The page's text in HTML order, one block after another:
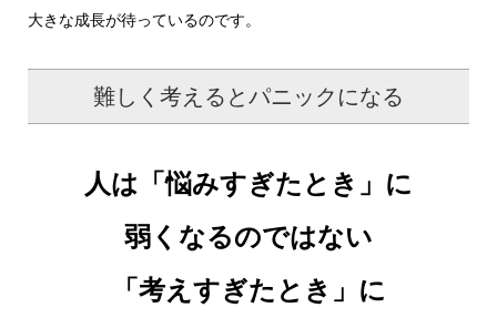
大きな成長が待っているのです。
難しく考えるとパニックになる
人は「悩みすぎたとき」に
弱くなるのではない
「考えすぎたとき」に